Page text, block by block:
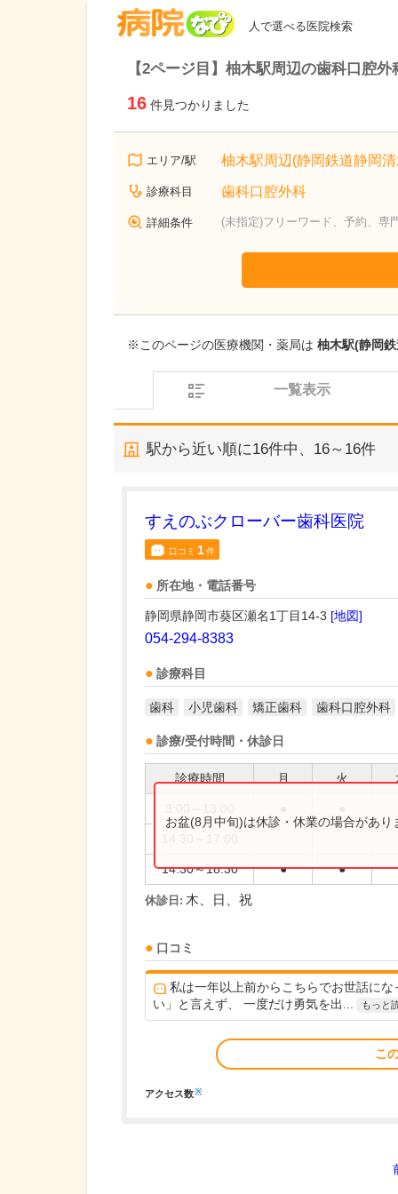
人で選べる医院検索
【2ページ目】柚木駅周辺の歯科口腔外
16 件見つかりました
エリア/駅 柚木駅周辺(静岡鉄道静岡
診療科目 歯科口腔外科
詳細条件 (未指定)フリーワード、予約、専
※このページの医療機関・薬局は 柚木駅(静岡
一覧表示
駅から近い順に16件中、 16～16件
すえのぶクローバー歯科医院
口コミ 1件
所在地・電話番号
静岡県静岡市葵区瀬名1丁目14-3 [地図]
054-294-8383
診療科目
歯科 小児歯科 矯正歯科 歯科口腔外科
診療/受付時間・休診日
診療時間 月 火
14:30～18:30 ● ●
お盆(8月中旬)は休診・休業の場合があ
休診日: 木、日、祝
口コミ
私は一年以上前からこちらでお世話に
い」と言えず、 一度だけ勇気を出...
もっと
こ
アクセス数※